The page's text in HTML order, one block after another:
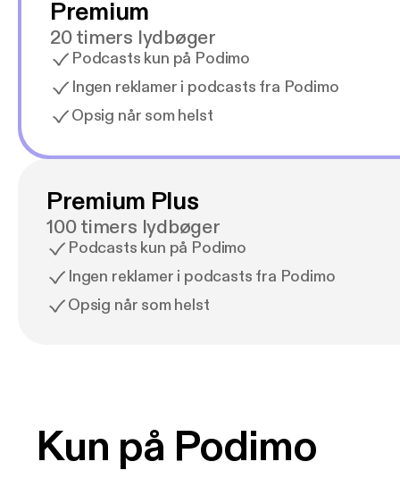
Premium
20 timers lydbøger
Podcasts kun på Podimo
Ingen reklamer i podcasts fra Podimo
Opsig når som helst
Premium Plus
100 timers lydbøger
Podcasts kun på Podimo
Ingen reklamer i podcasts fra Podimo
Opsig når som helst
Kun på Podimo